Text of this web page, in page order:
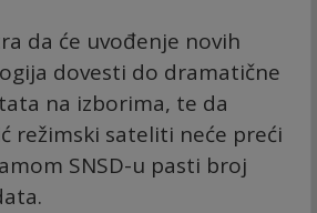
da će uvođenje novih
dovesti do dramatične
na izborima, te da
režimski sateliti neće preći
SNSD-u pasti broj